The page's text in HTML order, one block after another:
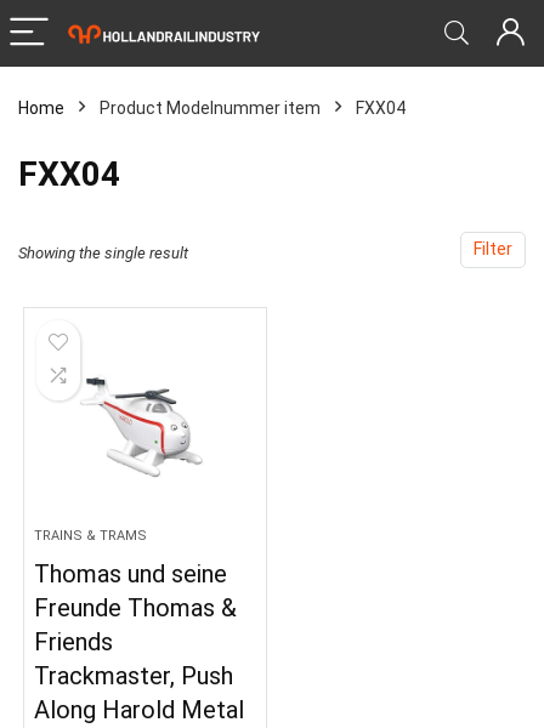
Home Product Modelnummer item ‎FXX04
‎FXX04
Filter
Showing the single result
TRAINS & TRAMS
Thomas und seine
Freunde Thomas &
Friends
Trackmaster, Push
Along Harold Metal